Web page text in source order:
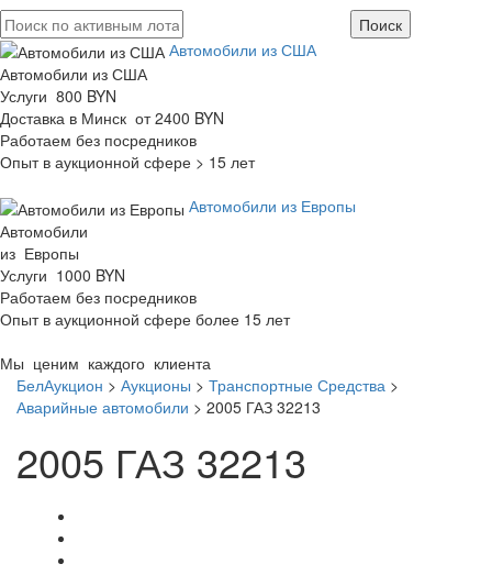
Автомобили из США
Автомобили из США
Услуги 800 BYN
Доставка в Минск от 2400 BYN
Работаем без посредников
Опыт в аукционной сфере > 15 лет
Автомобили из Европы
Автомобили
из Европы
Услуги 1000 BYN
Работаем без посредников
Опыт в аукционной сфере более 15 лет
Мы ценим каждого клиента
БелАукцион > Аукционы > Транспортные Средства >
Аварийные автомобили > 2005 ГАЗ 32213
2005 ГАЗ 32213